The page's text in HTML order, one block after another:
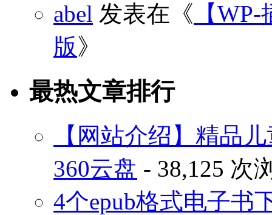
abel 发表在《 【
版》
最热文章排行
【网站介绍】精品
360云盘 - 38,125 次
4个epub格式电子书